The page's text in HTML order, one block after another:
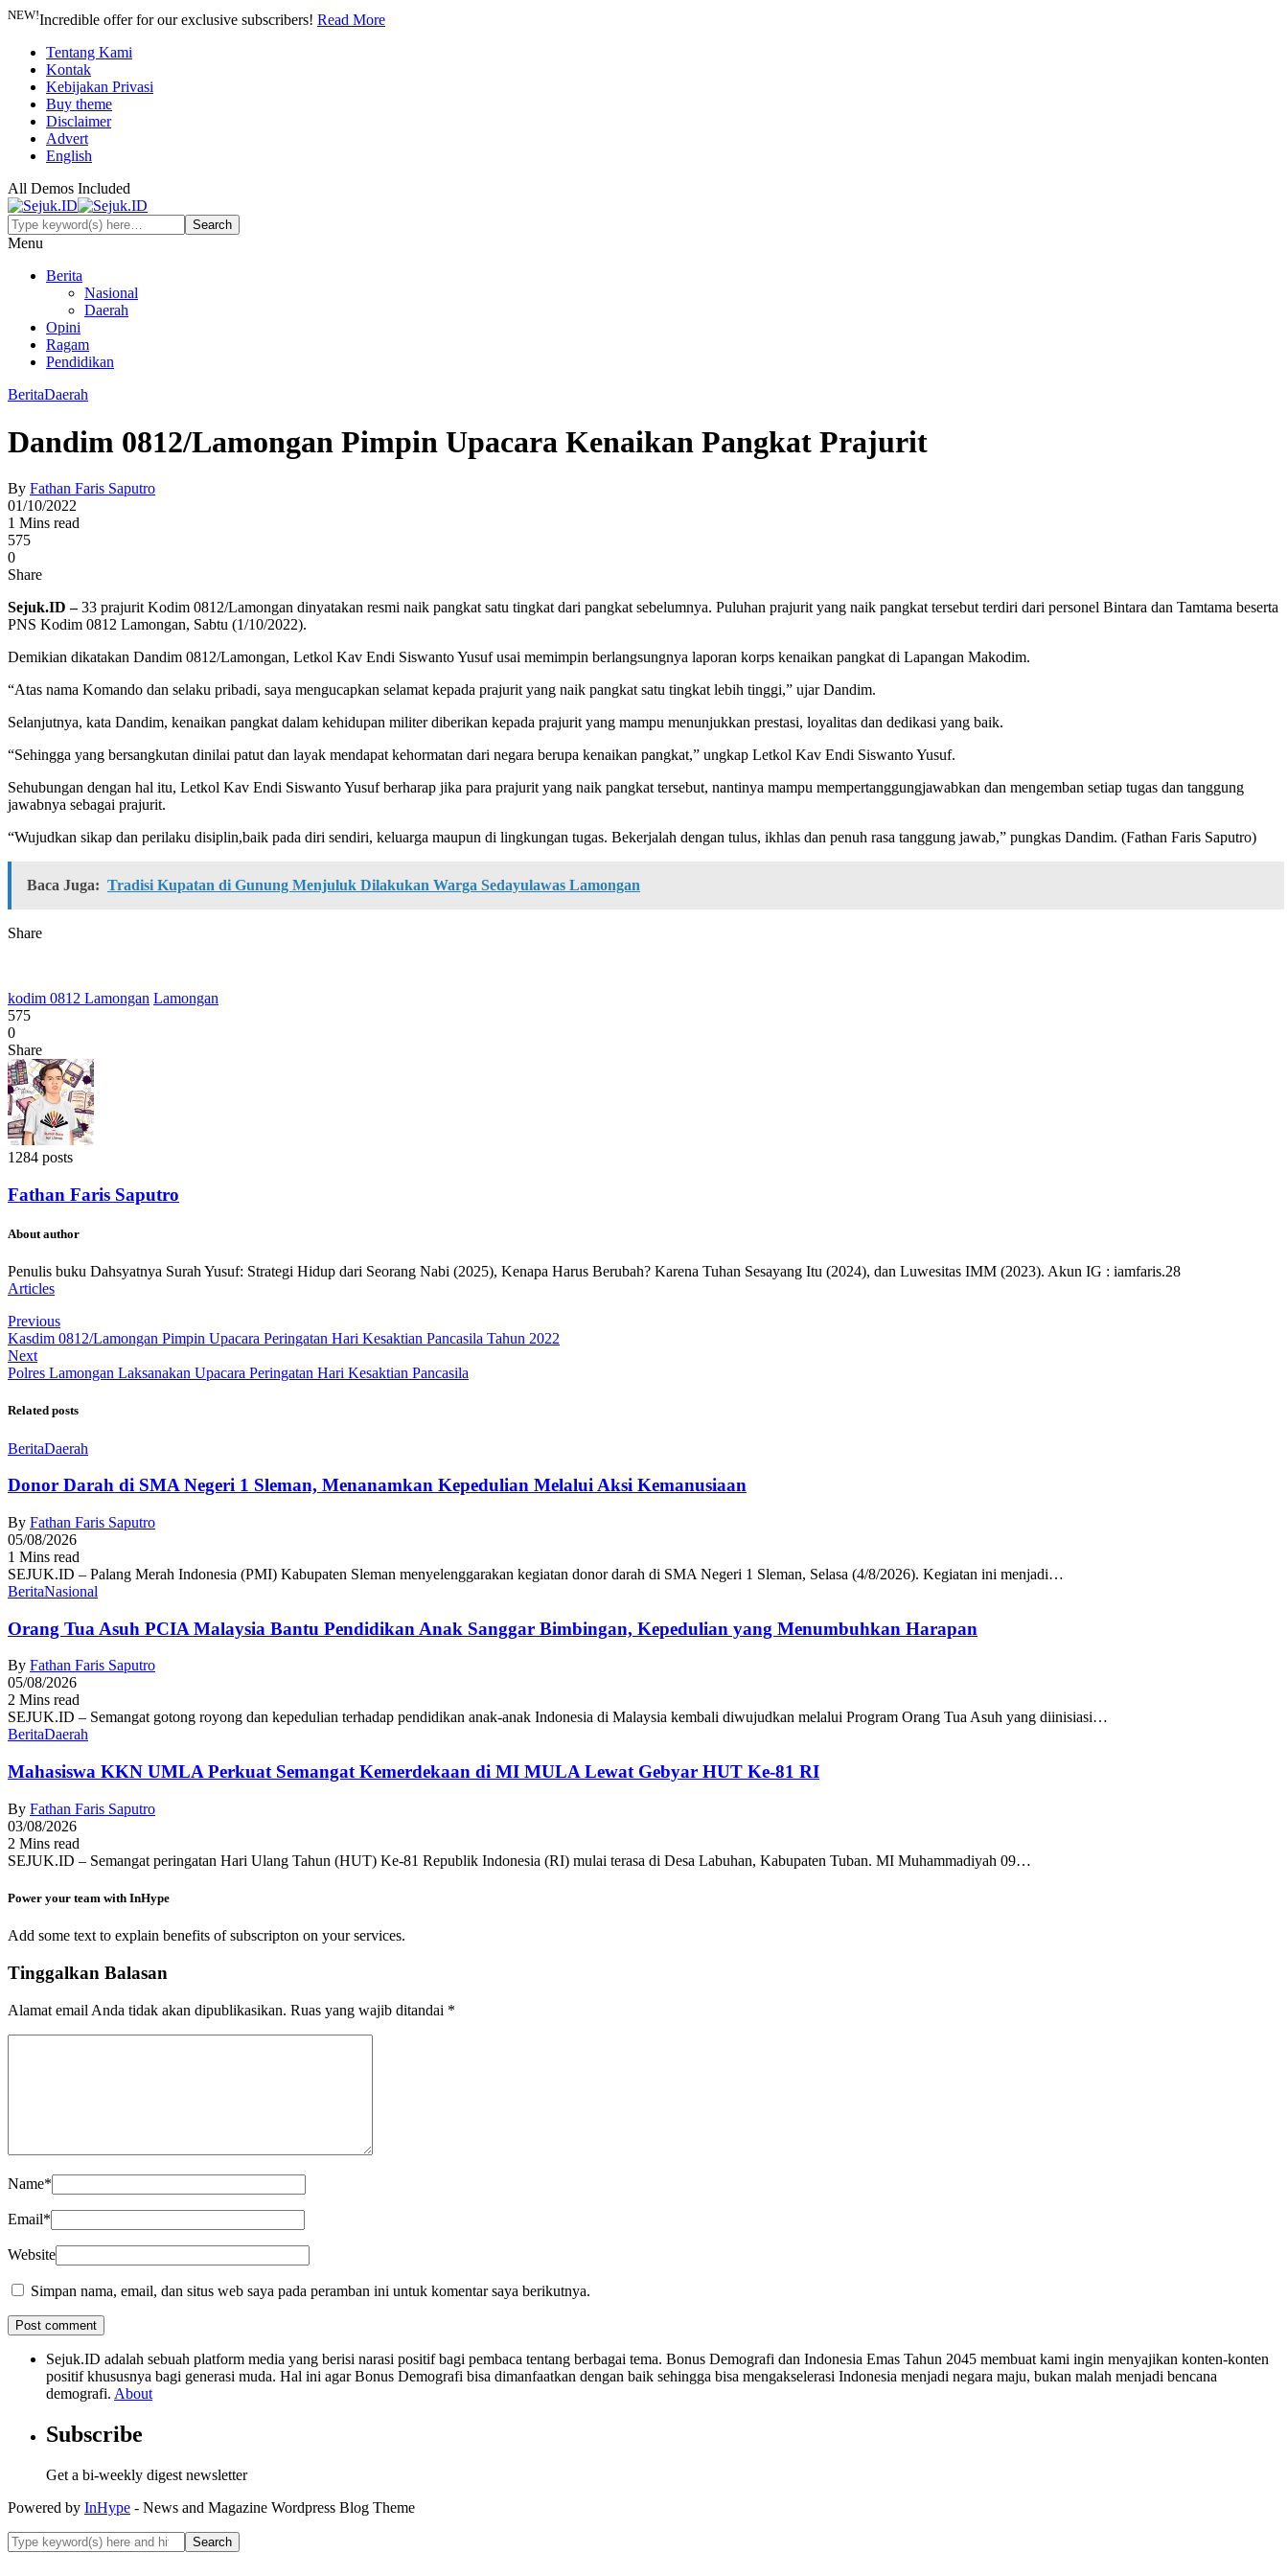
NEW!Incredible offer for our exclusive subscribers! Read More
Tentang Kami
Kontak
Kebijakan Privasi
Buy theme
Disclaimer
Advert
English
All Demos Included
Menu
Berita
Nasional
Daerah
Opini
Ragam
Pendidikan
BeritaDaerah
Dandim 0812/Lamongan Pimpin Upacara Kenaikan Pangkat Prajurit
By Fathan Faris Saputro
01/10/2022
1 Mins read
575
0
Share
Sejuk.ID –33 prajurit Kodim 0812/Lamongan dinyatakan resmi naik pangkat satu tingkat dari pangkat sebelumnya. Puluhan prajurit yang naik pangkat tersebut terdiri dari personel Bintara dan Tamtama beserta
PNS Kodim 0812 Lamongan, Sabtu (1/10/2022).
Demikian dikatakan Dandim 0812/Lamongan, Letkol Kav Endi Siswanto Yusuf usai memimpin berlangsungnya laporan korps kenaikan pangkat di Lapangan Makodim.
“Atas nama Komando dan selaku pribadi, saya mengucapkan selamat kepada prajurit yang naik pangkat satu tingkat lebih tinggi,” ujar Dandim.
Selanjutnya, kata Dandim, kenaikan pangkat dalam kehidupan militer diberikan kepada prajurit yang mampu menunjukkan prestasi, loyalitas dan dedikasi yang baik.
“Sehingga yang bersangkutan dinilai patut dan layak mendapat kehormatan dari negara berupa kenaikan pangkat,” ungkap Letkol Kav Endi Siswanto Yusuf.
Sehubungan dengan hal itu, Letkol Kav Endi Siswanto Yusuf berharap jika para prajurit yang naik pangkat tersebut, nantinya mampu mempertanggungjawabkan dan mengemban setiap tugas dan tanggung
jawabnya sebagai prajurit.
“Wujudkan sikap dan perilaku disiplin,baik pada diri sendiri, keluarga maupun di lingkungan tugas. Bekerjalah dengan tulus, ikhlas dan penuh rasa tanggung jawab,” pungkas Dandim. (Fathan Faris Saputro)
Baca Juga: Tradisi Kupatan di Gunung Menjuluk Dilakukan Warga Sedayulawas Lamongan
Share
kodim 0812 Lamongan Lamongan
575
0
Share
1284 posts
Fathan Faris Saputro
About author
Penulis buku Dahsyatnya Surah Yusuf: Strategi Hidup dari Seorang Nabi (2025), Kenapa Harus Berubah? Karena Tuhan Sesayang Itu (2024), dan Luwesitas IMM (2023). Akun IG : iamfaris.28
Articles
Previous
Kasdim 0812/Lamongan Pimpin Upacara Peringatan Hari Kesaktian Pancasila Tahun 2022
Next
Polres Lamongan Laksanakan Upacara Peringatan Hari Kesaktian Pancasila
Related posts
BeritaDaerah
Donor Darah di SMA Negeri 1 Sleman, Menanamkan Kepedulian Melalui Aksi Kemanusiaan
By Fathan Faris Saputro
05/08/2026
1 Mins read
SEJUK.ID – Palang Merah Indonesia (PMI) Kabupaten Sleman menyelenggarakan kegiatan donor darah di SMA Negeri 1 Sleman, Selasa (4/8/2026). Kegiatan ini menjadi…
BeritaNasional
Orang Tua Asuh PCIA Malaysia Bantu Pendidikan Anak Sanggar Bimbingan, Kepedulian yang Menumbuhkan Harapan
By Fathan Faris Saputro
05/08/2026
2 Mins read
SEJUK.ID – Semangat gotong royong dan kepedulian terhadap pendidikan anak-anak Indonesia di Malaysia kembali diwujudkan melalui Program Orang Tua Asuh yang diinisiasi…
BeritaDaerah
Mahasiswa KKN UMLA Perkuat Semangat Kemerdekaan di MI MULA Lewat Gebyar HUT Ke-81 RI
By Fathan Faris Saputro
03/08/2026
2 Mins read
SEJUK.ID – Semangat peringatan Hari Ulang Tahun (HUT) Ke-81 Republik Indonesia (RI) mulai terasa di Desa Labuhan, Kabupaten Tuban. MI Muhammadiyah 09…
Power your team with InHype
Add some text to explain benefits of subscripton on your services.
Tinggalkan Balasan
Alamat email Anda tidak akan dipublikasikan. Ruas yang wajib ditandai *
Name*
Email*
Website
Simpan nama, email, dan situs web saya pada peramban ini untuk komentar saya berikutnya.
Sejuk.ID adalah sebuah platform media yang berisi narasi positif bagi pembaca tentang berbagai tema. Bonus Demografi dan Indonesia Emas Tahun 2045 membuat kami ingin menyajikan konten-konten
positif khususnya bagi generasi muda. Hal ini agar Bonus Demografi bisa dimanfaatkan dengan baik sehingga bisa mengakselerasi Indonesia menjadi negara maju, bukan malah menjadi bencana
demografi. About
Subscribe
Get a bi-weekly digest newsletter
Powered by InHype - News and Magazine Wordpress Blog Theme